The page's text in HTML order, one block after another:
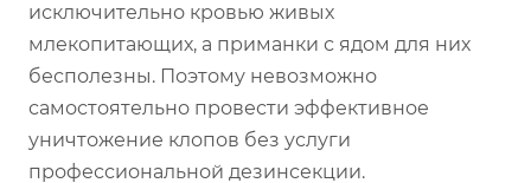
исключительно кровью живых
млекопитающих, а приманки с ядом для них
бесполезны. Поэтому невозможно
самостоятельно провести эффективное
уничтожение клопов без услуги
профессиональной дезинсекции.